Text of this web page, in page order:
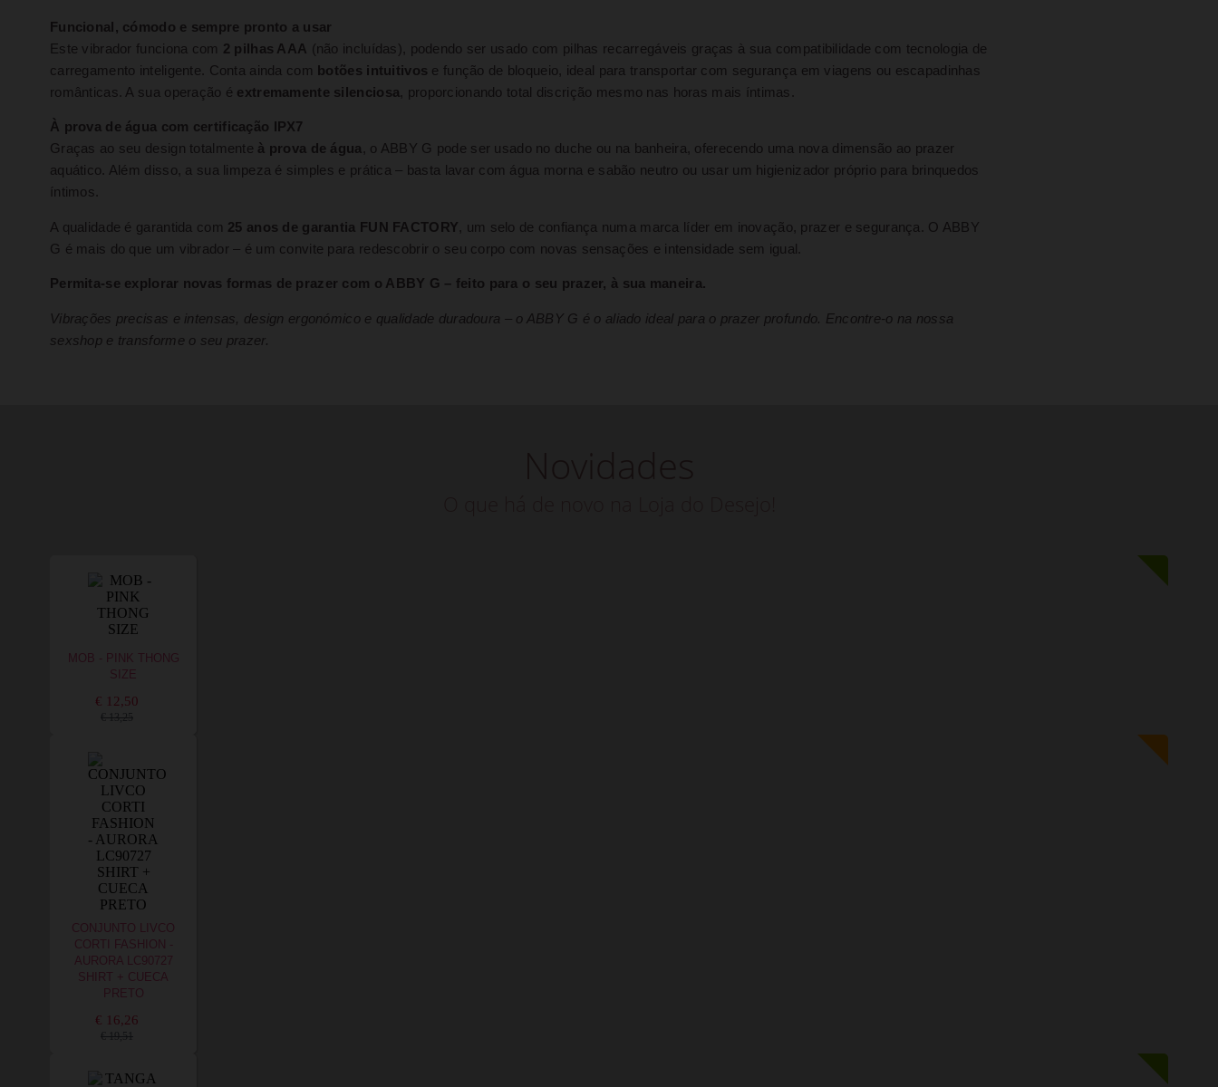
Funcional, cómodo e sempre pronto a usar
Este vibrador funciona com 2 pilhas AAA (não incluídas), podendo ser usado com pilhas recarregáveis graças à sua compatibilidade com tecnologia de
carregamento inteligente. Conta ainda com botões intuitivos e função de bloqueio, ideal para transportar com segurança em viagens ou escapadinhas
românticas. A sua operação é extremamente silenciosa, proporcionando total discrição mesmo nas horas mais íntimas.
À prova de água com certificação IPX7
Graças ao seu design totalmente à prova de água , o ABBY G pode ser usado no duche ou na banheira, oferecendo uma nova dimensão ao prazer
aquático. Além disso, a sua limpeza é simples e prática – basta lavar com água morna e sabão neutro ou usar um higienizador próprio para brinquedos
íntimos.
A qualidade é garantida com 25 anos de garantia FUN FACTORY, um selo de confiança numa marca líder em inovação, prazer e segurança. O ABBY
G é mais do que um vibrador – é um convite para redescobrir o seu corpo com novas sensações e intensidade sem igual.
Permita-se explorar novas formas de prazer com o ABBY G – feito para o seu prazer, à sua maneira.
Vibrações precisas e intensas, design ergonómico e qualidade duradoura – o ABBY G é o aliado ideal para o prazer profundo. Encontre-o na nossa
sexshop e transforme o seu prazer.
MOB - PINK THONG
SIZE
€ 12,50
€ 13,25
CONJUNTO LIVCO
CORTI FASHION -
AURORA LC90727
SHIRT + CUECA
PRETO
€ 16,26
€ 19,51